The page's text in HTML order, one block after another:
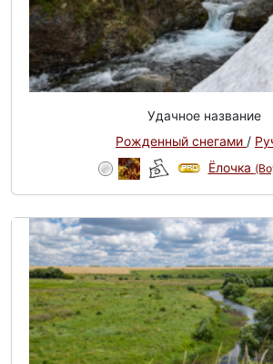
Удачное название
Рожденный снегами /
Ёлочка